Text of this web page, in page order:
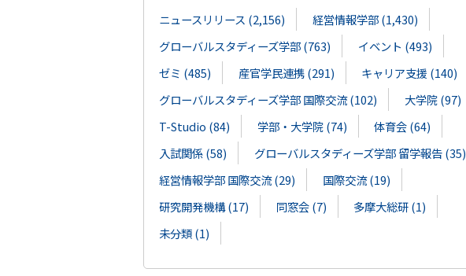
ニュースリリース (2,156)
経営情報学部 (1,430)
グローバルスタディーズ学部 (763)
イベント (493)
ゼミ (485)
産官学民連携 (291)
キャリア支援 (140)
グローバルスタディーズ学部 国際交流 (102)
大学院 (97)
T-Studio (84)
学部・大学院 (74)
体育会 (64)
入試関係 (58)
グローバルスタディーズ学部 留学報告 (35)
経営情報学部 国際交流 (29)
国際交流 (19)
研究開発機構 (17)
同窓会 (7)
多摩大総研 (1)
未分類 (1)